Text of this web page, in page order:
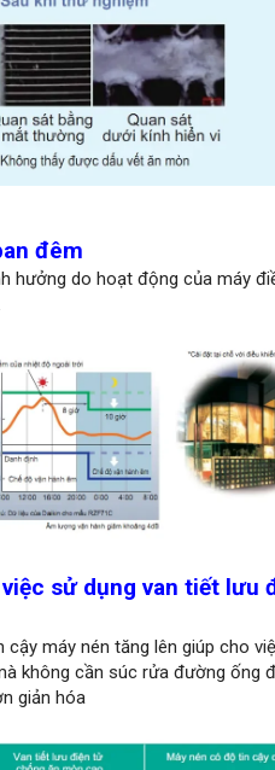
đêm
hưởng do hoạt động của máy
sử dụng van tiết lưu
máy nén tăng lên giúp cho
không cần súc rửa đường ống
giản hóa